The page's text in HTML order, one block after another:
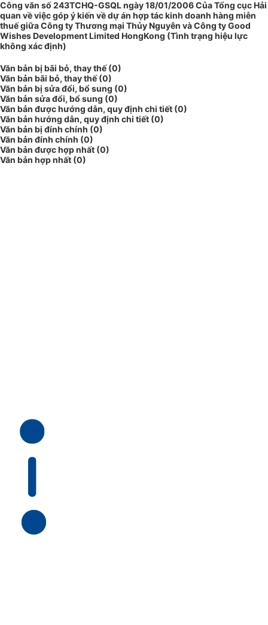
Công văn số 243TCHQ-GSQL ngày 18/01/2006 Của Tổng cục Hải
quan về việc góp ý kiến về dự án hợp tác kinh doanh hàng miễn
thuế giữa Công ty Thương mại Thủy Nguyên và Công ty Good
Wishes Development Limited HongKong (Tình trạng hiệu lực
không xác định)
Văn bản bị bãi bỏ, thay thế (0)
Văn bản bãi bỏ, thay thế (0)
Văn bản bị sửa đổi, bổ sung (0)
Văn bản sửa đổi, bổ sung (0)
Văn bản được hướng dẫn, quy định chi tiết (0)
Văn bản hướng dẫn, quy định chi tiết (0)
Văn bản bị đính chính (0)
Văn bản đính chính (0)
Văn bản được hợp nhất (0)
Văn bản hợp nhất (0)